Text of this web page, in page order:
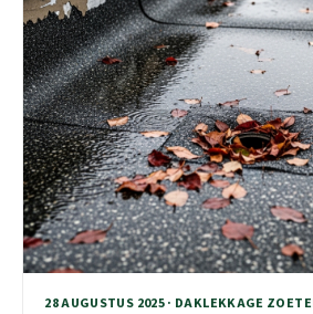
28 AUGUSTUS 2025 · DAKLEKKAGE